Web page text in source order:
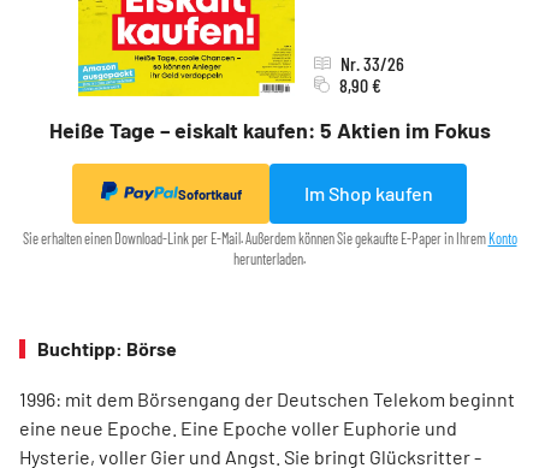
Heiße Tage – eiskalt kaufen: 5 Aktien im Fokus
Nr. 33/26
8,90 €
Sofortkauf Im Shop kaufen
Sie erhalten einen Download-Link per E-Mail. Außerdem können Sie gekaufte E-Paper in Ihrem Konto
herunterladen.
Buchtipp: Börse
1996: mit dem ­Börsen­­gang der Deutschen Telekom ­beginnt
eine neue ­Epoche. Eine Epoche voller ­Euphorie und
Hysterie, ­voller Gier und Angst. Sie bringt Glücksritter ­